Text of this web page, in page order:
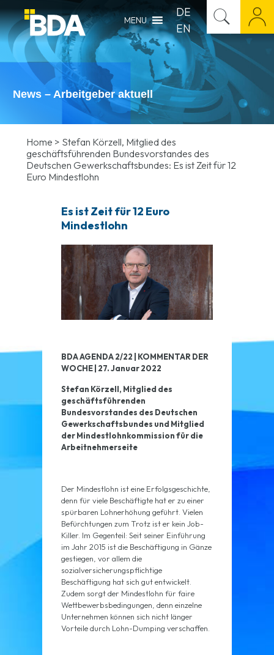
MENU
DE
EN
News – Arbeitgeber aktuell
Home > Stefan Körzell, Mitglied des
geschäftsführenden Bundesvorstandes des
Deutschen Gewerkschaftsbundes: Es ist Zeit für 12
Euro Mindestlohn
Es ist Zeit für 12 Euro
Mindestlohn
BDA AGENDA 2/22 | KOMMENTAR DER
WOCHE | 27. Januar 2022
Stefan Körzell, Mitglied des
geschäftsführenden
Bundesvorstandes des Deutschen
Gewerkschaftsbundes und Mitglied
der Mindestlohnkommission für die
Arbeitnehmerseite
Der Mindestlohn ist eine Erfolgsgeschichte,
denn für viele Beschäftigte hat er zu einer
spürbaren Lohnerhöhung geführt. Vielen
Befürchtungen zum Trotz ist er kein Job-
Killer. Im Gegenteil: Seit seiner Einführung
im Jahr 2015 ist die Beschäftigung in Gänze
gestiegen, vor allem die
sozialversicherungspflichtige
Beschäftigung hat sich gut entwickelt.
Zudem sorgt der Mindestlohn für faire
Wettbewerbsbedingungen, denn einzelne
Unternehmen können sich nicht länger
Vorteile durch Lohn-Dumping verschaffen.